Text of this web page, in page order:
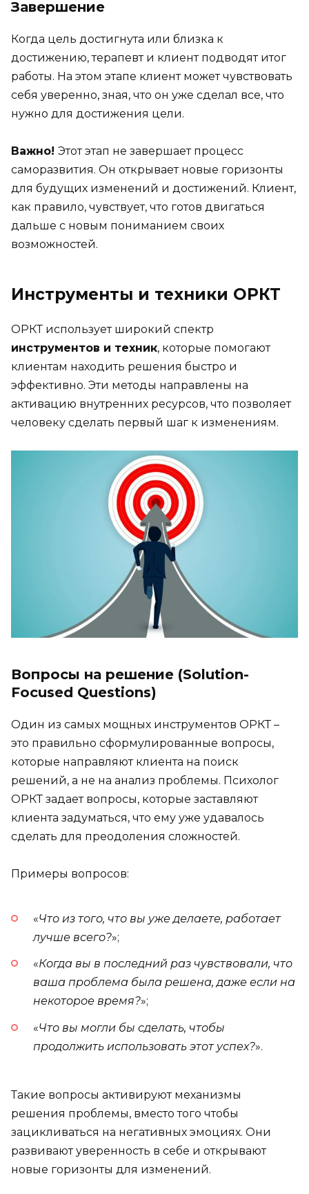
Завершение
Когда цель достигнута или близка к
достижению, терапевт и клиент подводят итог
работы. На этом этапе клиент может чувствовать
себя уверенно, зная, что он уже сделал все, что
нужно для достижения цели.
Важно! Этот этап не завершает процесс
саморазвития. Он открывает новые горизонты
для будущих изменений и достижений. Клиент,
как правило, чувствует, что готов двигаться
дальше с новым пониманием своих
возможностей.
Инструменты и техники ОРКТ
ОРКТ использует широкий спектр
инструментов и техник, которые помогают
клиентам находить решения быстро и
эффективно. Эти методы направлены на
активацию внутренних ресурсов, что позволяет
человеку сделать первый шаг к изменениям.
Вопросы на решение (Solution-
Focused Questions)
Один из самых мощных инструментов ОРКТ –
это правильно сформулированные вопросы,
которые направляют клиента на поиск
решений, а не на анализ проблемы. Психолог
ОРКТ задает вопросы, которые заставляют
клиента задуматься, что ему уже удавалось
сделать для преодоления сложностей.
Примеры вопросов:
«Что из того, что вы уже делаете, работает
лучше всего?»;
«Когда вы в последний раз чувствовали, что
ваша проблема была решена, даже если на
некоторое время?»;
«Что вы могли бы сделать, чтобы
продолжить использовать этот успех?».
Такие вопросы активируют механизмы
решения проблемы, вместо того чтобы
зацикливаться на негативных эмоциях. Они
развивают уверенность в себе и открывают
новые горизонты для изменений.